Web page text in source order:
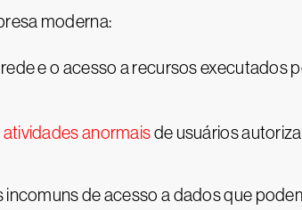
moderna:
e o acesso a recursos executados
atividades anormaisde usuários
incomuns de acesso a dados que